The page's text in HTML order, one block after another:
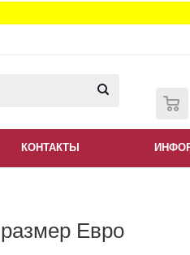
КОНТАКТЫ
Евро